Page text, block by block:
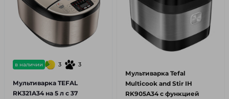
в наличии 3 3
Мультиварка TEFAL
RK321A34 на 5 л с 37
Мультиварка Tefal
Multicook and Stir IH
RK905A34 с функцией